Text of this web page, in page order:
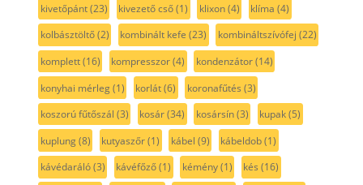
kivetőpánt(23) kivezető cső(1) klixon(4) klíma (4)
kolbásztöltő(2) kombinált kefe (23) kombináltszívófej (22)
komplett(16) kompresszor(4) kondenzátor(14)
konyhai mérleg(1) korlát(6) koronafűtés (3)
koszorú fűtőszál (3) kosár(34) kosársín(3) kupak(5)
kuplung(8) kutyaszőr(1) kábel (9) kábeldob(1)
kávédaráló(3) kávéfőző(1) kémény(1) kés (16)